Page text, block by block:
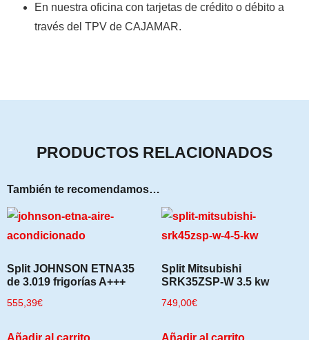
En nuestra oficina con tarjetas de crédito o débito a
través del TPV de CAJAMAR.
PRODUCTOS RELACIONADOS
También te recomendamos…
Split JOHNSON ETNA35
de 3.019 frigorías A+++
555,39€
Split Mitsubishi
SRK35ZSP-W 3.5 kw
749,00€